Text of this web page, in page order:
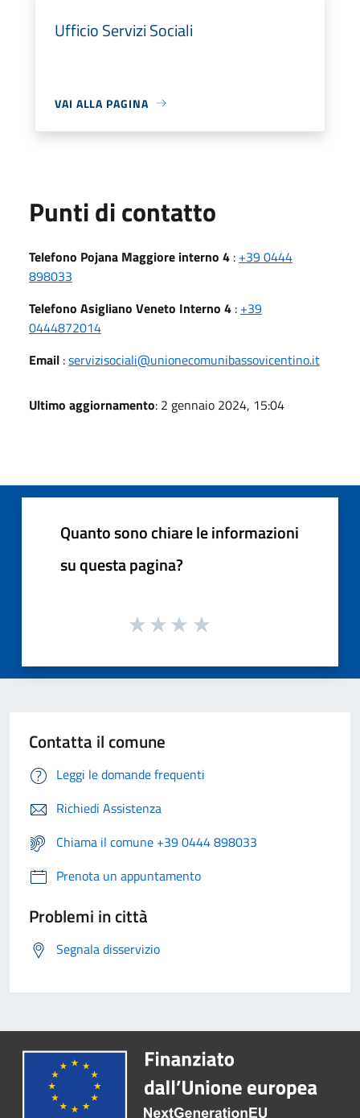
Ufficio Servizi Sociali
VAI ALLA PAGINA
Punti di contatto
Telefono Pojana Maggiore interno 4 : +39 0444
898033
Telefono Asigliano Veneto Interno 4 : +39
0444872014
Email :servizisociali@unionecomunibassovicentino.it
Ultimo aggiornamento: 2 gennaio 2024, 15:04
Quanto sono chiare le informazioni
su questa pagina?
Contatta il comune
Leggi le domande frequenti
Richiedi Assistenza
Chiama il comune +39 0444 898033
Prenota un appuntamento
Problemi in città
Segnala disservizio